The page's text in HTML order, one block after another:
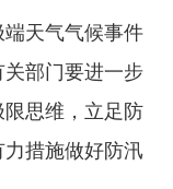
天气气候事件
部门要进一步
思维，立足防
措施做好防汛